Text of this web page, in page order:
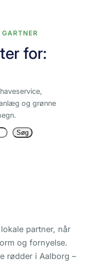
for:
og grønne
Søg
partner, når
og fornyelse.
rødder i Aalborg –